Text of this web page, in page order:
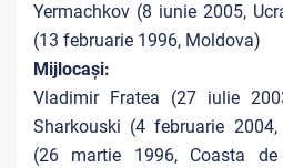
Yermachkov (8 iunie 2005,
(13 februarie 1996, Moldova)
Mijlocași:
Vladimir Fratea (27 iulie
Sharkouski (4 februarie
(26 martie 1996, Coasta